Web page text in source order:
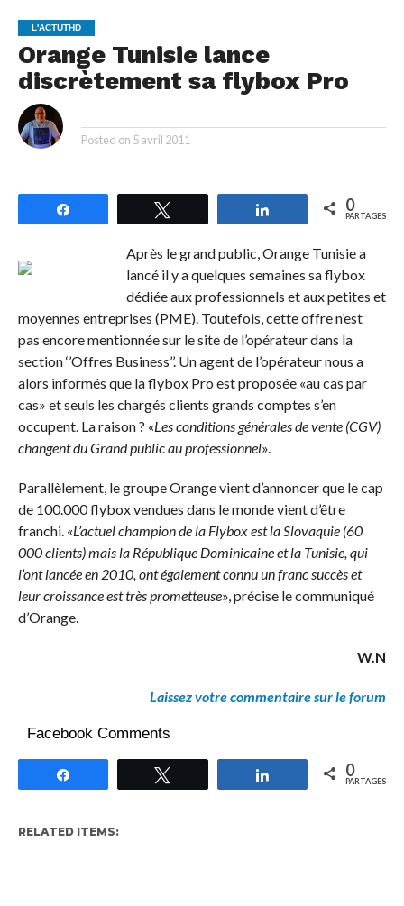
L'ACTUTHD
Orange Tunisie lance
discrètement sa flybox Pro
Posted on 5 avril 2011
Partagez 0
PARTAGES
Après le grand public, Orange Tunisie a
lancé il y a quelques semaines sa flybox
dédiée aux professionnels et aux petites et
moyennes entreprises (PME). Toutefois, cette offre n’est
pas encore mentionnée sur le site de l’opérateur dans la
section ‘’Offres Business’’. Un agent de l’opérateur nous a
alors informés que la flybox Pro est proposée «au cas par
cas» et seuls les chargés clients grands comptes s’en
occupent. La raison ? «Les conditions générales de vente (CGV)
changent du Grand public au professionnel».
Parallèlement, le groupe Orange vient d’annoncer que le cap
de 100.000 flybox vendues dans le monde vient d’être
franchi. «L’actuel champion de la Flybox est la Slovaquie (60
000 clients) mais la République Dominicaine et la Tunisie, qui
l’ont lancée en 2010, ont également connu un franc succès et
leur croissance est très prometteuse», précise le communiqué
d’Orange.
W.N
Laissez votre commentaire sur le forum
Facebook Comments
Partagez 0
PARTAGES
RELATED ITEMS: